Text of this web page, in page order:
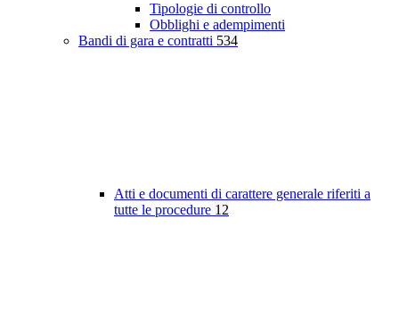
Tipologie di controllo
Obblighi e adempimenti
Bandi di gara e contratti 534
Atti e documenti di carattere generale riferiti a
tutte le procedure 12